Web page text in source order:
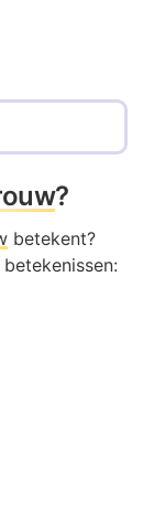
?
betekent?
betekenissen: